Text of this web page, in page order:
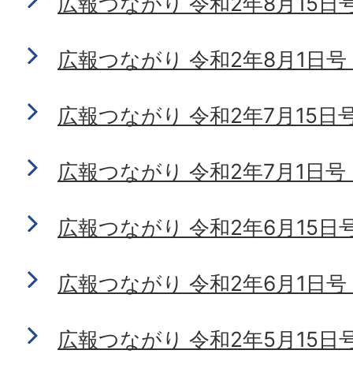
広報つながり 令和2年8月1日号
広報つながり 令和2年7月15日
広報つながり 令和2年7月1日号
広報つながり 令和2年6月15日
広報つながり 令和2年6月1日号
広報つながり 令和2年5月15日